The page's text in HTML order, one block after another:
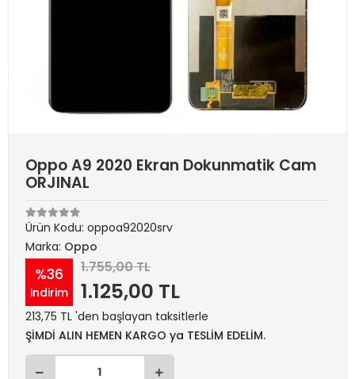
Oppo A9 2020 Ekran Dokunmatik Cam
ORJINAL
Ürün Kodu: oppoa92020srv
Marka: Oppo
%36
indirim
1.755,00 TL
1.125,00 TL
213,75 TL 'den başlayan taksitlerle
ŞİMDİ ALIN HEMEN KARGO ya TESLİM EDELİM.